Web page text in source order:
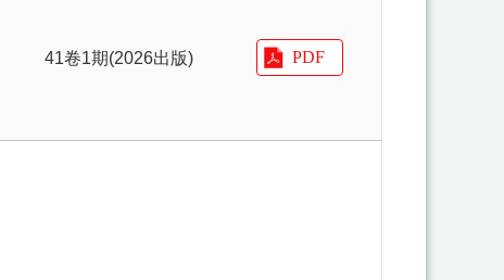
41卷1期(2026出版)